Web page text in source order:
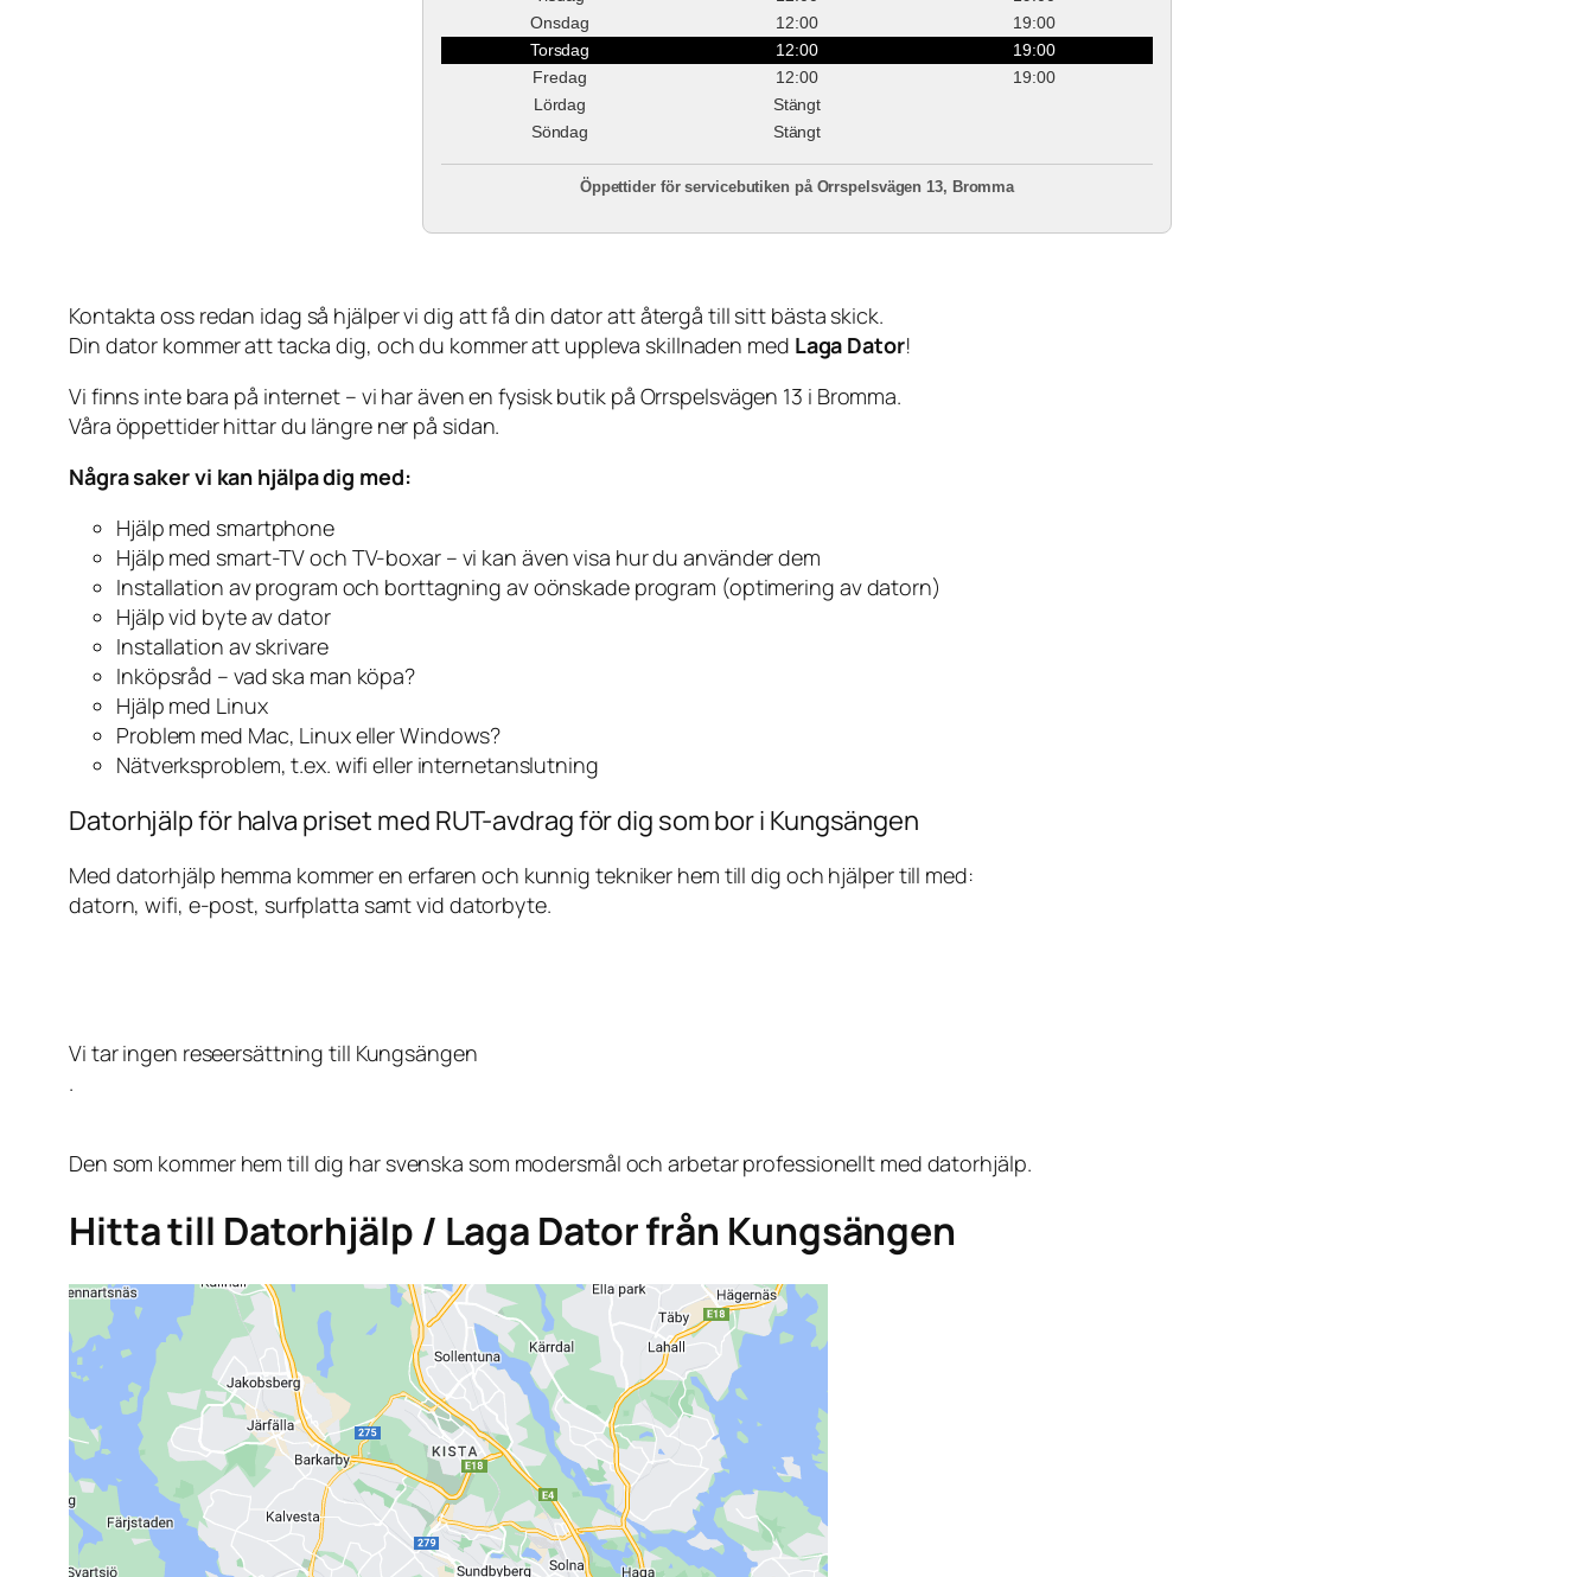
Onsdag
12:00
19:00
Torsdag
12:00
19:00
Fredag
12:00
19:00
Lördag
Stängt
Söndag
Stängt
Öppettider för servicebutiken på Orrspelsvägen 13, Bromma
Kontakta oss redan idag så hjälper vi dig att få din dator att återgå till sitt bästa skick.
Din dator kommer att tacka dig, och du kommer att uppleva skillnaden med Laga Dator!
Vi finns inte bara på internet – vi har även en fysisk butik på Orrspelsvägen 13 i Bromma.
Våra öppettider hittar du längre ner på sidan.
Några saker vi kan hjälpa dig med:
Hjälp med smartphone
Hjälp med smart-TV och TV-boxar – vi kan även visa hur du använder dem
Installation av program och borttagning av oönskade program (optimering av datorn)
Hjälp vid byte av dator
Installation av skrivare
Inköpsråd – vad ska man köpa?
Hjälp med Linux
Problem med Mac, Linux eller Windows?
Nätverksproblem, t.ex. wifi eller internetanslutning
Datorhjälp för halva priset med RUT-avdrag för dig som bor i Kungsängen
Med datorhjälp hemma kommer en erfaren och kunnig tekniker hem till dig och hjälper till med:
datorn, wifi, e-post, surfplatta samt vid datorbyte.
Vi tar ingen reseersättning till Kungsängen
.
Den som kommer hem till dig har svenska som modersmål och arbetar professionellt med datorhjälp.
Hitta till Datorhjälp / Laga Dator från Kungsängen